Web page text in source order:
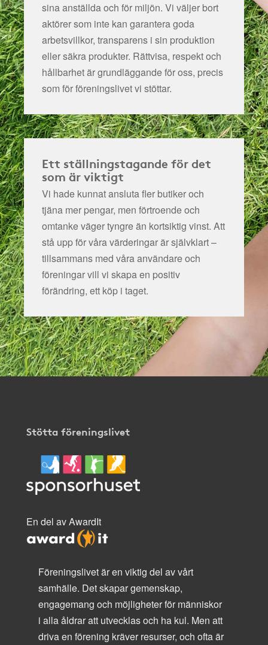
sina anställda och för miljön. Vi väljer bort
aktörer som inte kan garantera goda
arbetsvillkor, transparens i sin produktion
eller säkra produkter. Rättvisa, respekt och
hållbarhet är grundläggande för oss, precis
som för föreningslivet vi stöttar.
Ett ställningstagande för det
som är viktigt
Vi hade kunnat ansluta fler butiker och
tjäna mer pengar, men förtroende och
omtanke väger tyngre än kortsiktig vinst. Att
stå upp för våra värderingar är självklart –
tillsammans med våra användare och
föreningar vill vi skapa en positiv
förändring, ett köp i taget.
Stötta föreningslivet
En del av AwardIt
Föreningslivet är en viktig del av vårt
samhälle. Det skapar gemenskap,
engagemang och möjligheter för människor
i alla åldrar att utvecklas och ha kul. Men att
driva en förening kräver resurser, och ofta är